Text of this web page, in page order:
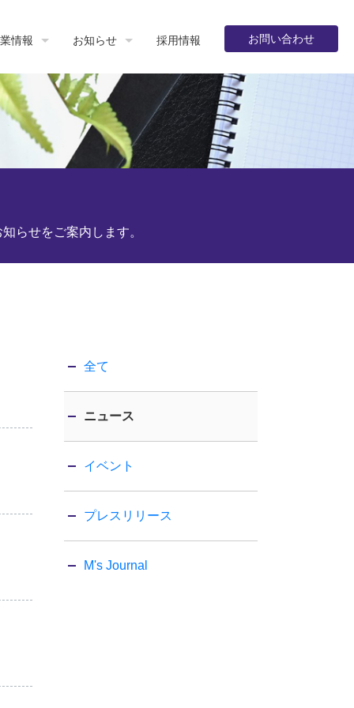
情報 お知らせ 採用情報 お問い合わせ
らせをご案内します。
全て
ニュース
イベント
プレスリリース
M's Journal